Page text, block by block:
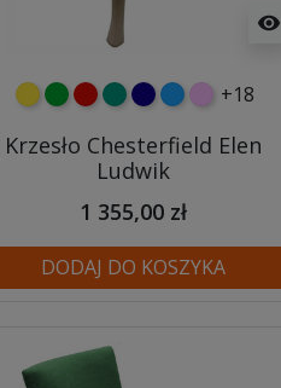
visibility
żółtyzielonyczerwony
turkusowy
granatowy
niebieski
różowy
+18
Krzesło Chesterfield Elen
Ludwik
1 355,00 zł
DODAJ DO KOSZYKA